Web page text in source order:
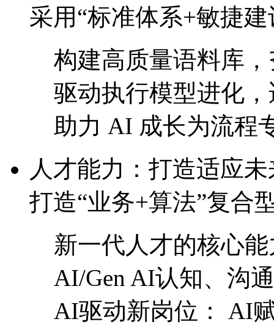
采用“标准体系+敏捷
构建高质量语料库
驱动执行模型进化
助力 AI 成长为流程专
人才能力：打造适应
打造“业务+算法”复合
新一代人才的核心能力
AI/Gen AI认知、沟
AI驱动新岗位： AI